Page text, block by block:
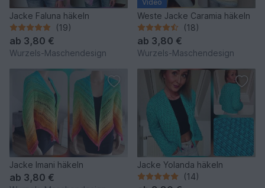
Jacke Faluna häkeln
(19)
ab 3,80 €
Wurzels-Maschendesign
Video
Weste Jacke Caramia häkeln
(18)
ab 3,80 €
Wurzels-Maschendesign
Jacke Imani häkeln
ab 3,80 €
Jacke Yolanda häkeln
(14)